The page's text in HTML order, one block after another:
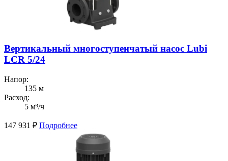
Вертикальный многоступенчатый насос Lubi
LCR 5/24
Напор:
135 м
Расход:
5 м³/ч
147 931 ₽ Подробнее